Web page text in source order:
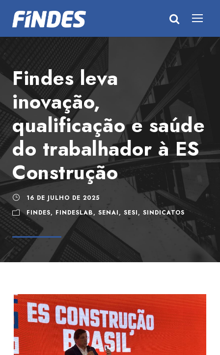
Findes leva
inovação,
qualificação e saúde
do trabalhador à ES
Construção
16 DE JULHO DE 2025
FINDES, FINDESLAB, SENAI, SESI, SINDICATOS